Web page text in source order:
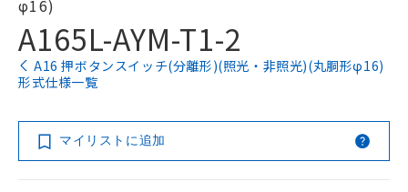
φ16)
A165L-AYM-T1-2
A16 押ボタンスイッチ(分離形)(照光・非照光)(丸胴形φ16)
形式仕様一覧
マイリストに追加